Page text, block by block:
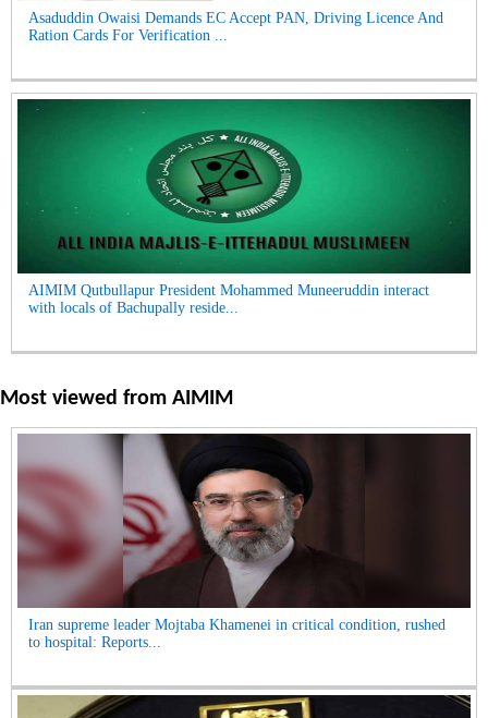
Asaduddin Owaisi Demands EC Accept PAN, Driving Licence And
Ration Cards For Verification ...
AIMIM Qutbullapur President Mohammed Muneeruddin interact
with locals of Bachupally reside...
Most viewed from AIMIM
Iran supreme leader Mojtaba Khamenei in critical condition, rushed
to hospital: Reports...